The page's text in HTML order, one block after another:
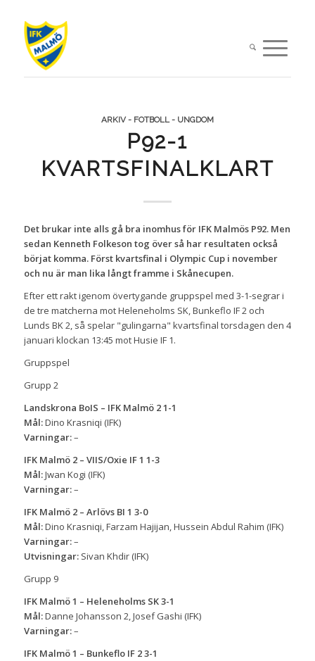
ARKIV - FOTBOLL - UNGDOM
P92-1
KVARTSFINALKLART
Det brukar inte alls gå bra inomhus för IFK Malmös P92. Men
sedan Kenneth Folkeson tog över så har resultaten också
börjat komma. Först kvartsfinal i Olympic Cup i november
och nu är man lika långt framme i Skånecupen.
Efter ett rakt igenom övertygande gruppspel med 3-1-segrar i
de tre matcherna mot Heleneholms SK, Bunkeflo IF 2 och
Lunds BK 2, så spelar "gulingarna" kvartsfinal torsdagen den 4
januari klockan 13:45 mot Husie IF 1.
Gruppspel
Grupp 2
Landskrona BoIS – IFK Malmö 2 1-1
Mål:Dino Krasniqi (IFK)
Varningar:–
IFK Malmö 2 – VIIS/Oxie IF 1 1-3
Mål:Jwan Kogi (IFK)
Varningar:–
IFK Malmö 2 – Arlövs BI 1 3-0
Mål:Dino Krasniqi, Farzam Hajijan, Hussein Abdul Rahim (IFK)
Varningar:–
Utvisningar:Sivan Khdir (IFK)
Grupp 9
IFK Malmö 1 – Heleneholms SK 3-1
Mål:Danne Johansson 2, Josef Gashi (IFK)
Varningar:–
IFK Malmö 1 – Bunkeflo IF 2 3-1